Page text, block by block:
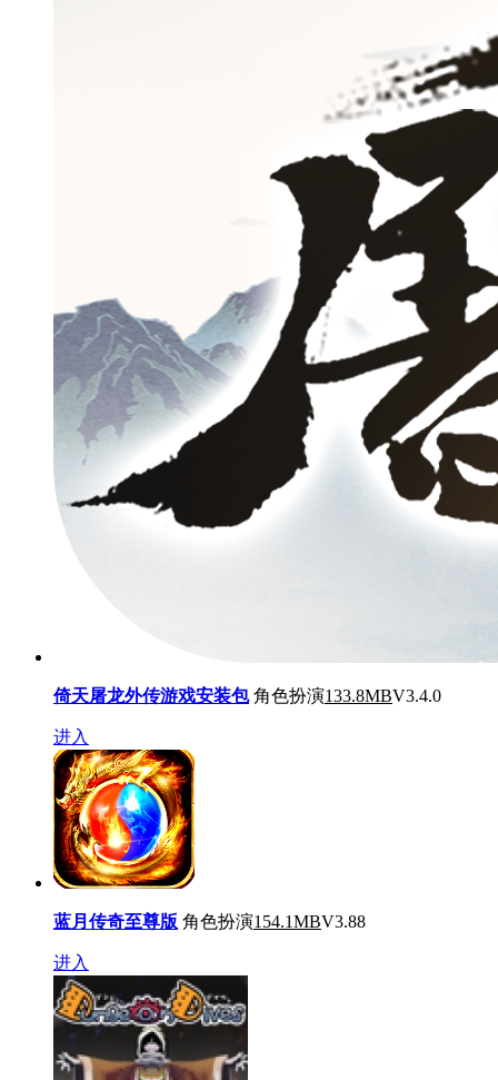
倚天屠龙外传游戏安装包 角色扮演133.8MBV3.4.0
进入
蓝月传奇至尊版 角色扮演154.1MBV3.88
进入